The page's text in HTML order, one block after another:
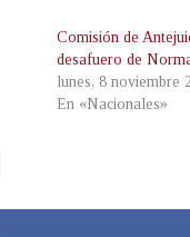
Comisión de
desafuero de
lunes, 8 noviembre
En «Nacionales»